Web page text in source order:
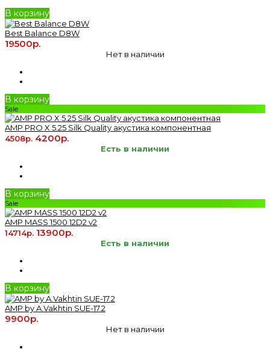
В корзину
Best Balance D8W
19500р.
Нет в наличии
В корзину
Sale
AMP PRO X 5.25 Silk Quality акустика компонентная
4508р. 4200р.
Есть в наличии
В корзину
Sale
AMP MASS 1500 12D2 v2
14714р. 13900р.
Есть в наличии
В корзину
AMP by A.Vakhtin SUE-17.2
9900р.
Нет в наличии